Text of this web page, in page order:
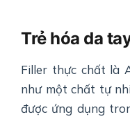
Trẻ hóa da
Filler thực chất là
như một chất tự
được ứng dụng